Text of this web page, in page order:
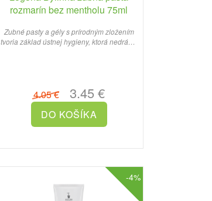
rozmarín bez mentholu 75ml
Zubné pasty a gély s prírodným zložením
tvoria základ ústnej hygieny, ktorá nedráždi
4.05 €3.45 €
-4%